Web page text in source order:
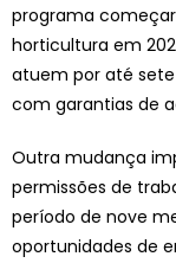
programa
horticultura em
atuem por até
com garantias de
Outra mudança
permissões de
período de nove
oportunidades de